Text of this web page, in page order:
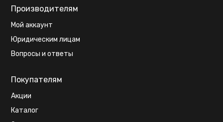
Производителям
Мой аккаунт
Юридическим лицам
Вопросы и ответы
Покупателям
Акции
Каталог